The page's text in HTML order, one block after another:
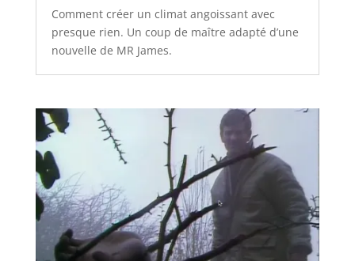
Comment créer un climat angoissant avec
presque rien. Un coup de maître adapté d’une
nouvelle de MR James.